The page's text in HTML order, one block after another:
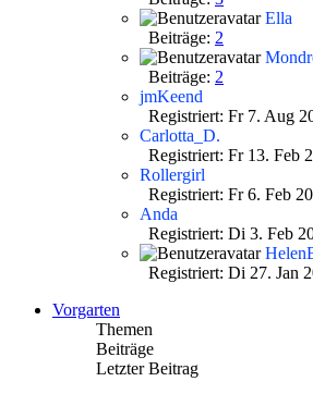
Ella
Beiträge: 2
Beiträge: 2
jmKeend
Registriert: Fr 7. Aug
Carlotta_D.
Registriert: Fr 13. Feb
Rollergirl
Registriert: Fr 6. Feb
Anda
Registriert: Di 3. Feb
Registriert: Di 27. Jan
Vorgarten
Themen
Beiträge
Letzter Beitrag